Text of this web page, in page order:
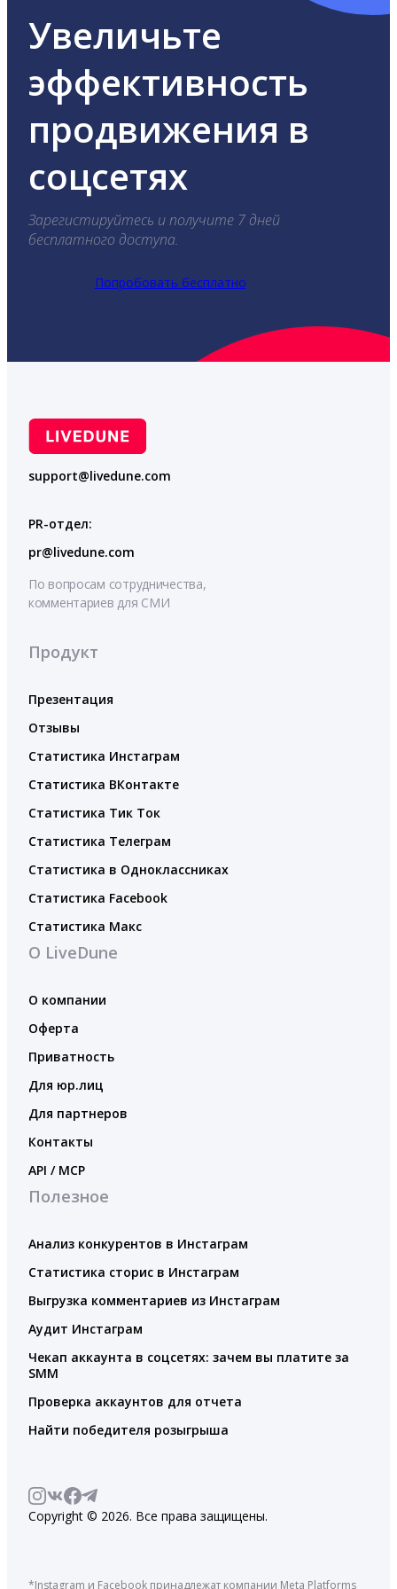
Увеличьте
эффективность
продвижения в
соцсетях
Зарегистируйтесь и получите 7 дней
бесплатного доступа.
Попробовать бесплатно
support@livedune.com
PR-отдел:
pr@livedune.com
По вопросам сотрудничества,
комментариев для СМИ
Продукт
Презентация
Отзывы
Статистика Инстаграм
Статистика ВКонтакте
Статистика Тик Ток
Статистика Телеграм
Статистика в Одноклассниках
Статистика Facebook
Статистика Макс
О LiveDune
О компании
Оферта
Приватность
Для юр.лиц
Для партнеров
Контакты
API / MCP
Полезное
Анализ конкурентов в Инстаграм
Статистика сторис в Инстаграм
Выгрузка комментариев из Инстаграм
Аудит Инстаграм
Чекап аккаунта в соцсетях: зачем вы платите за
SMM
Проверка аккаунтов для отчета
Найти победителя розыгрыша
Copyright © 2026. Все права защищены.
*Instagram и Facebook принадлежат компании Meta Platforms